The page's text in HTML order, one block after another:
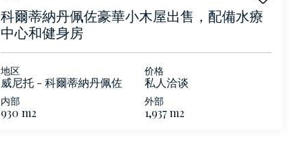
科爾蒂納丹佩佐豪華小木屋出售，配備水療
中心和健身房
地区
威尼托 - 科爾蒂納丹佩佐
价格
私人洽谈
内部
930 m2
外部
1,937 m2